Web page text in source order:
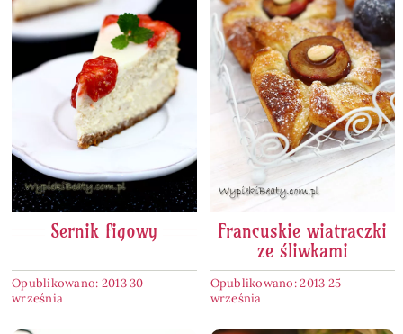
Sernik figowy
Opublikowano: 2013 30
września
Francuskie wiatraczki
ze śliwkami
Opublikowano: 2013 25
września